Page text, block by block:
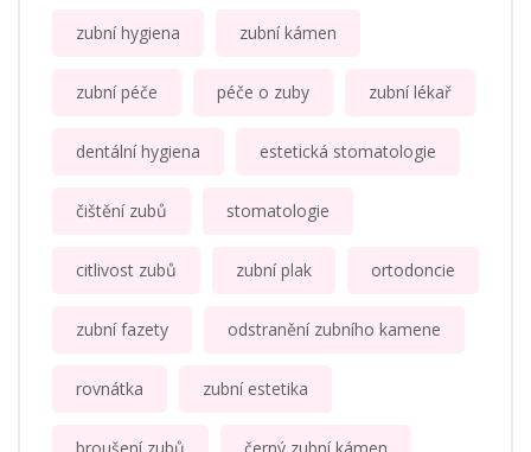
zubní hygiena zubní kámen
zubní péče péče o zuby zubní lékař
dentální hygiena estetická stomatologie
čištění zubů stomatologie
citlivost zubů zubní plak ortodoncie
zubní fazety odstranění zubního kamene
rovnátka zubní estetika